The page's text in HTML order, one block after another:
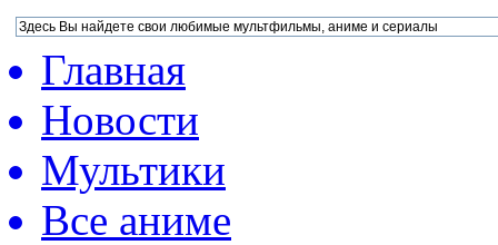
Главная
Новости
Мультики
Все аниме